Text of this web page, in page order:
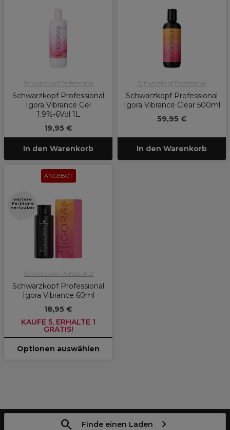
Schwarzkopf Professional
Schwarzkopf Professional
Igora Vibrance Gel
1.9%-6Vol 1L
19,95 €
In den Warenkorb
Schwarzkopf Professional
Schwarzkopf Professional
Igora Vibrance Clear 500ml
59,95 €
In den Warenkorb
ANGEBOT
weitere
Farbtöne
verfügbar
Schwarzkopf Professional
Schwarzkopf Professional
Igora Vibrance 60ml
18,95 €
KAUFE 5, ERHALTE 1
GRATIS!
Optionen auswählen
Finde einen Laden